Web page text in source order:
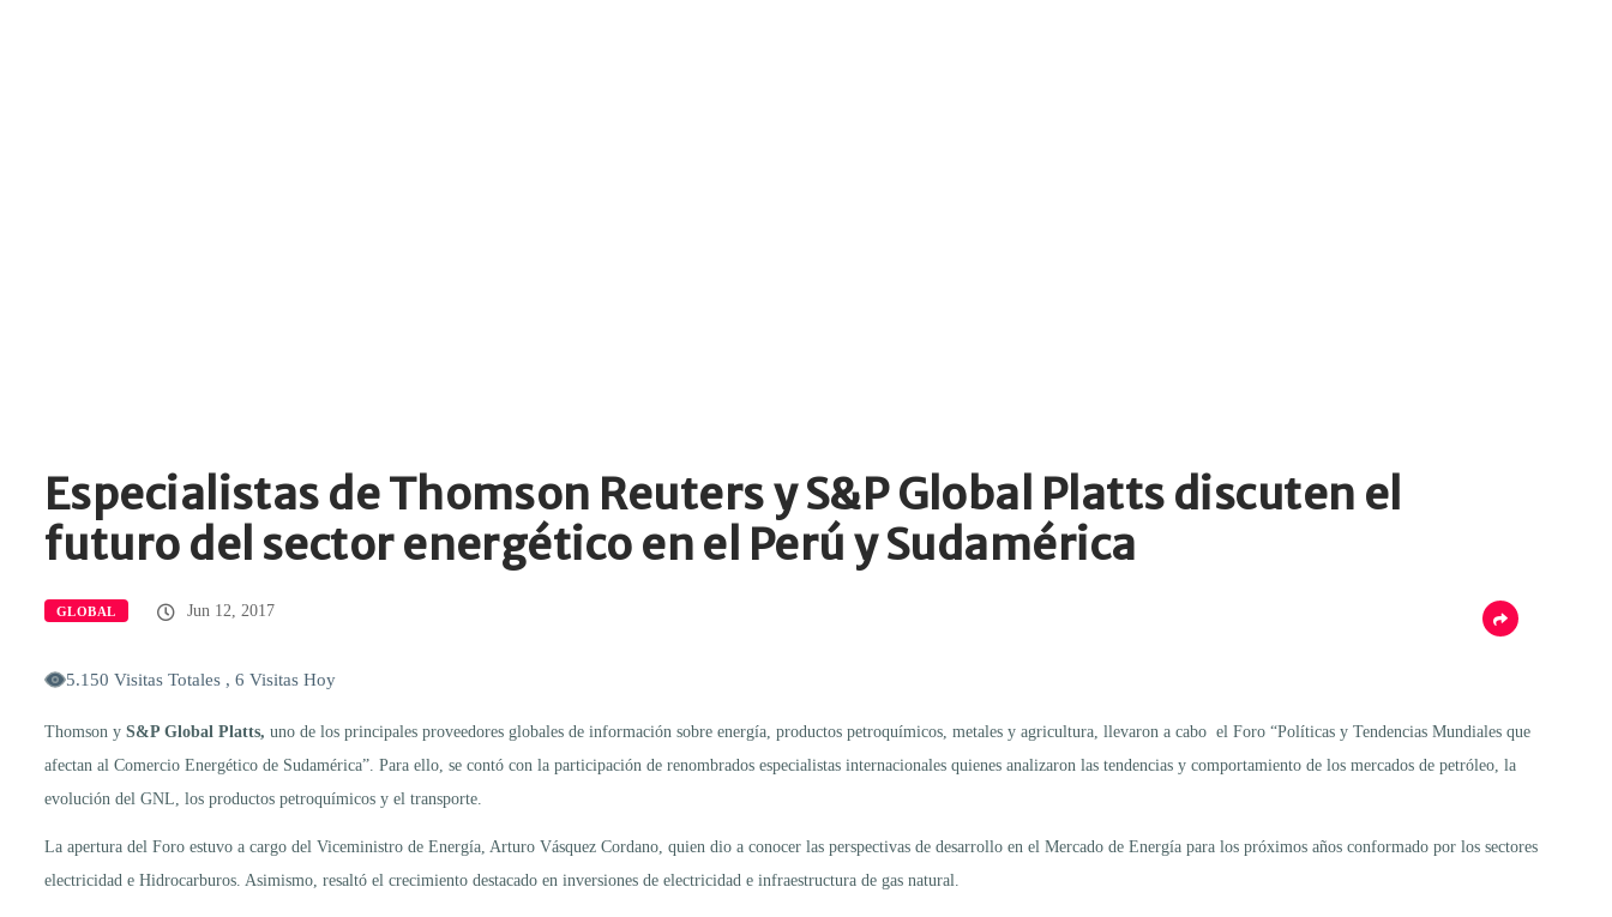
Especialistas de Thomson Reuters y S&P Global Platts discuten el
futuro del sector energético en el Perú y Sudamérica
GLOBAL Jun 12, 2017
5.150 Visitas Totales , 6 Visitas Hoy
Thomson y S&P Global Platts, uno de los principales proveedores globales de información sobre energía, productos petroquímicos, metales y agricultura, llevaron a cabo el Foro “Políticas y Tendencias Mundiales que
afectan al Comercio Energético de Sudamérica”. Para ello, se contó con la participación de renombrados especialistas internacionales quienes analizaron las tendencias y comportamiento de los mercados de petróleo, la
evolución del GNL, los productos petroquímicos y el transporte.
La apertura del Foro estuvo a cargo del Viceministro de Energía, Arturo Vásquez Cordano, quien dio a conocer las perspectivas de desarrollo en el Mercado de Energía para los próximos años conformado por los sectores
electricidad e Hidrocarburos. Asimismo, resaltó el crecimiento destacado en inversiones de electricidad e infraestructura de gas natural.